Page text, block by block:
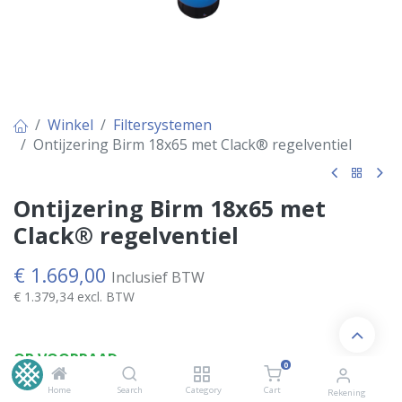
Home Search Category
0
Cart Rekening
Winkel
Filtersystemen
Ontijzering Birm 18x65 met Clack® regelventiel
Ontijzering Birm 18x65 met
Clack® regelventiel
€ 1.669,00 Inclusief BTW
€ 1.379,34 excl. BTW
OP VOORRAAD